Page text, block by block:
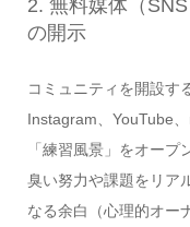
2. 無料媒体（
の開示
コミュニティを開設す
Instagram、YouTube
「練習風景」をオー
臭い努力や課題をリア
なる余白（心理的オー